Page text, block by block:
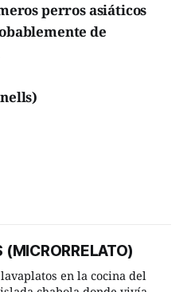
perros asiáticos
de
(MICRORRELATO)
en la cocina del